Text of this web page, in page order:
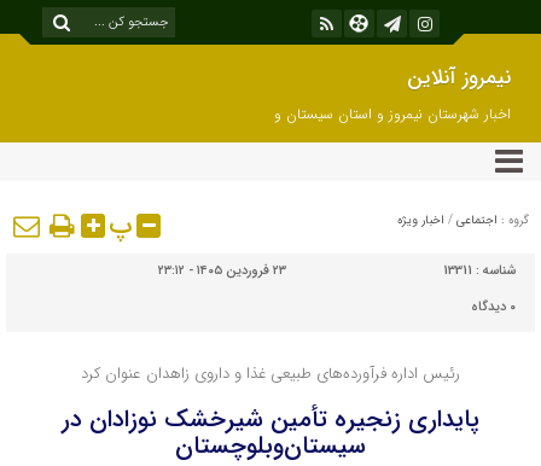
نیمروز آنلاین
اخبار شهرستان نیمروز و استان سیستان و
بلوچستان
گروه : اجتماعی / اخبار ویژه پ
شناسه : 13311
۲۳ فروردین ۱۴۰۵ - ۲۳:۱۲
۰ دیدگاه
رئیس اداره فرآورده‌های طبیعی غذا و داروی زاهدان عنوان کرد
پایداری زنجیره تأمین شیرخشک نوزادان در
سیستان‌وبلوچستان